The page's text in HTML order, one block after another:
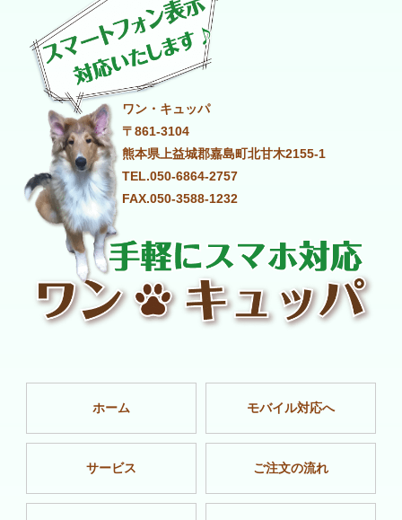
ワン・キュッパ
〒861-3104
熊本県上益城郡嘉島町北甘木2155-1
TEL.050-6864-2757
FAX.050-3588-1232
ホーム モバイル対応へ
サービス ご注文の流れ